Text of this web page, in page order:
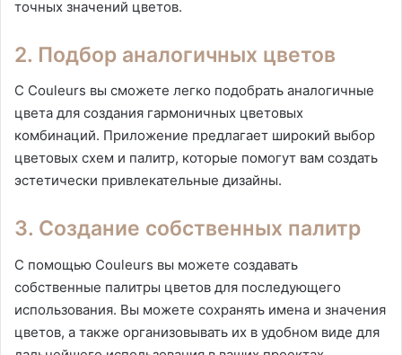
точных значений цветов.
2. Подбор аналогичных цветов
С Couleurs вы сможете легко подобрать аналогичные
цвета для создания гармоничных цветовых
комбинаций. Приложение предлагает широкий выбор
цветовых схем и палитр, которые помогут вам создать
эстетически привлекательные дизайны.
3. Создание собственных палитр
С помощью Couleurs вы можете создавать
собственные палитры цветов для последующего
использования. Вы можете сохранять имена и значения
цветов, а также организовывать их в удобном виде для